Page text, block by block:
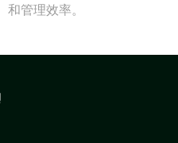
和管理效率。